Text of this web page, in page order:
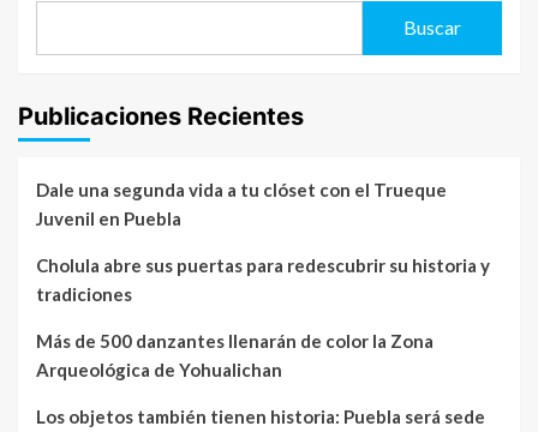
Buscar
Publicaciones Recientes
Dale una segunda vida a tu clóset con el Trueque
Juvenil en Puebla
Cholula abre sus puertas para redescubrir su historia y
tradiciones
Más de 500 danzantes llenarán de color la Zona
Arqueológica de Yohualichan
Los objetos también tienen historia: Puebla será sede